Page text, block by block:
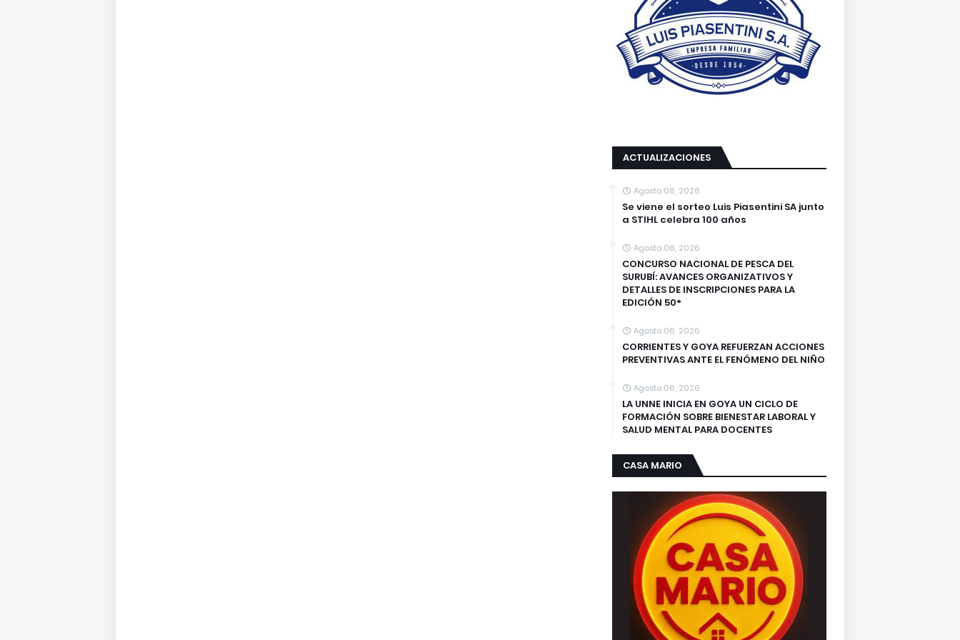
ACTUALIZACIONES
Agosto 06, 2026
Se viene el sorteo Luis Piasentini SA junto
a STIHL celebra 100 años
Agosto 06, 2026
CONCURSO NACIONAL DE PESCA DEL
SURUBÍ: AVANCES ORGANIZATIVOS Y
DETALLES DE INSCRIPCIONES PARA LA
EDICIÓN 50°
Agosto 06, 2026
CORRIENTES Y GOYA REFUERZAN ACCIONES
PREVENTIVAS ANTE EL FENÓMENO DEL NIÑO
Agosto 06, 2026
LA UNNE INICIA EN GOYA UN CICLO DE
FORMACIÓN SOBRE BIENESTAR LABORAL Y
SALUD MENTAL PARA DOCENTES
CASA MARIO